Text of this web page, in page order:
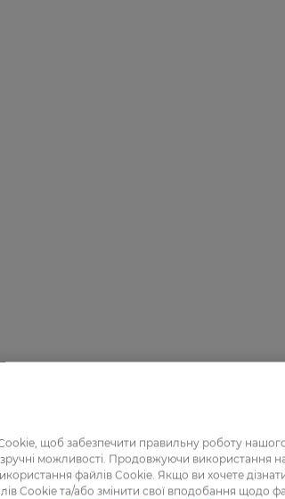
щоб забезпечити правильну роботу
можливості. Продовжуючи використання
файлів Cookie. Якщо ви хочете
Cookie та/або змінити свої вподобання щодо